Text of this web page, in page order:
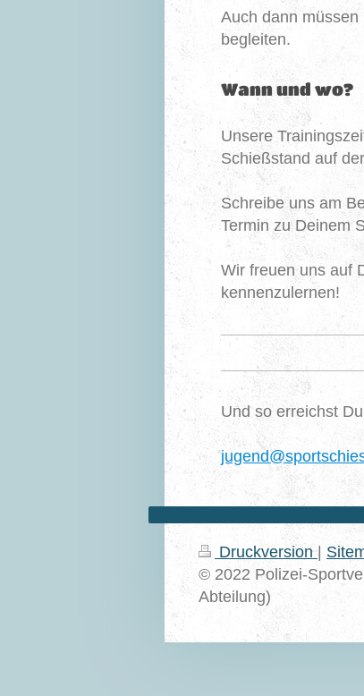
Auch dann
begleiten.
Wann und wo?
Unsere
Schießstand auf
Schreibe uns am
Termin zu Deinem
Wir freuen uns auf
kennenzulernen!
Und so erreichst
Druckversion|
© 2022 Polizei-
Abteilung)